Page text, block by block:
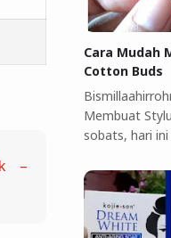
–
Cara Mudah
Cotton Buds
Membuat
sobats, hari